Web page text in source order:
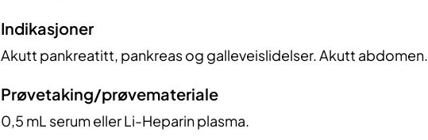
Indikasjoner
Akutt pankreatitt, pankreas og galleveislidelser. Akutt abdomen.
Prøvetaking/prøvemateriale
0,5 mL serum eller Li-Heparin plasma.